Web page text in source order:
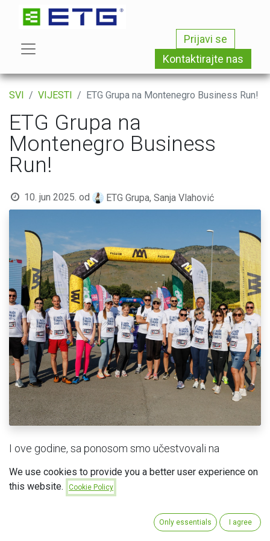
Prijavi se
Kontaktirajte nas
SVI VIJESTI ETG Grupa na Montenegro Business Run!
ETG Grupa na
Montenegro Business
Run!
10. jun 2025. od ETG Grupa, Sanja Vlahović
I ove godine, sa ponosom smo učestvovali na
Montenegro Business Run-u
, najvećem
korporativnom tim bildingu u zemlji, koji na jednom
mjestu okuplja zaposlene iz najrazličitijih sektora i
We use cookies to provide you a better user experience on
this website.
Cookie Policy
Only essentials I agree